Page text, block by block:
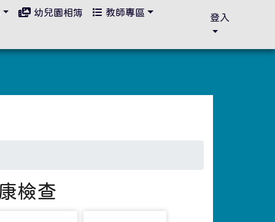
檢查
幼兒園相簿 教師專區 登入